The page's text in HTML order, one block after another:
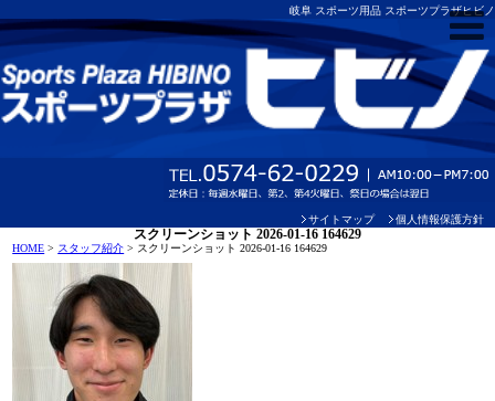
岐阜 スポーツ用品 スポーツプラザヒビノ
サイトマップ 個人情報保護方針
スクリーンショット 2026-01-16 164629
HOME > スタッフ紹介 > スクリーンショット 2026-01-16 164629